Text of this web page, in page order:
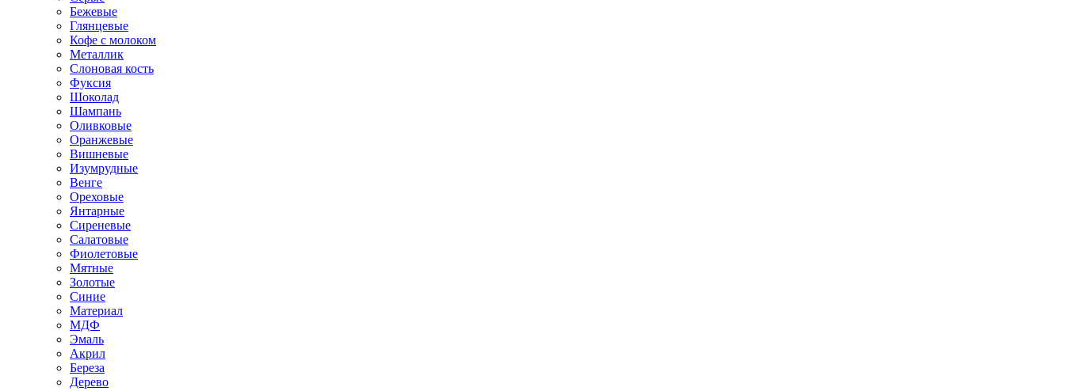
Бежевые
Глянцевые
Кофе с молоком
Металлик
Слоновая кость
Фуксия
Шоколад
Шампань
Оливковые
Оранжевые
Вишневые
Изумрудные
Венге
Ореховые
Янтарные
Сиреневые
Салатовые
Фиолетовые
Мятные
Золотые
Синие
Материал
МДФ
Эмаль
Акрил
Береза
Дерево